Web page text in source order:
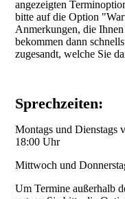
angezeigten
bitte auf die Option
Anmerkungen, die
bekommen dann
zugesandt, welche Sie
Sprechzeiten:
Montags und Dienstags
18:00 Uhr
Mittwoch und
Um Termine außerhalb